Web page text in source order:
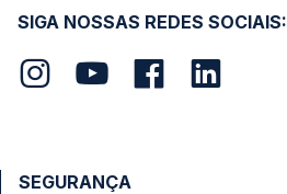
SIGA NOSSAS REDES SOCIAIS:
SEGURANÇA